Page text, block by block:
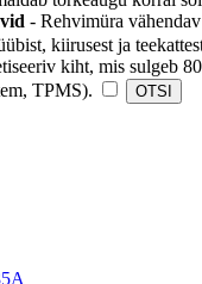
- Rehvimüra
kiirusest ja
kiht, mis sulgeb
TPMS).